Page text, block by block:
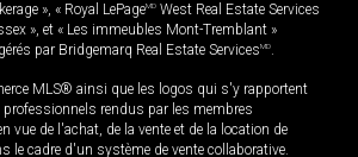
», « Royal LePageMD West Real Estate Services
», et « Les immeubles Mont-Tremblant »
par Bridgemarq Real Estate ServicesMD.
MLS® ainsi que les logos qui s'y rapportent
rendus par les membres
vue de l'achat, de la vente et de la location de
le cadre d'un système de vente collaborative.